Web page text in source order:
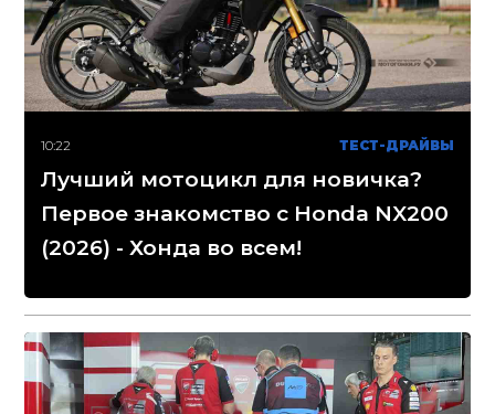
10:22 ТЕСТ-ДРАЙВЫ
Лучший мотоцикл для новичка?
Первое знакомство с Honda NX200
(2026) - Хонда во всем!